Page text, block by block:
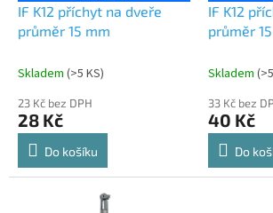
IF K12 příchyt na dveře
průměr 15 mm
Skladem (>5 KS)
23 Kč bez DPH
28 Kč
Do košíku
IF K12 příchyt na korpus
průměr
Skladem (
33 Kč bez
40 Kč
Do